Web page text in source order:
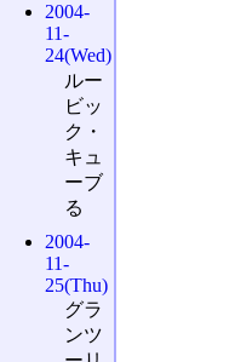
2004-
11-
24(Wed)
ルー
ビッ
ク・
キュ
ーブ
る
2004-
11-
25(Thu)
グラ
ンツ